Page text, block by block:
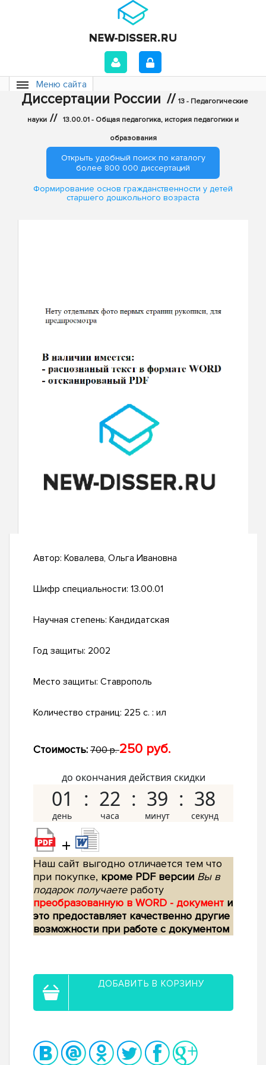
Меню сайта
Диссертации России // 13 - Педагогические
науки // 13.00.01 - Общая педагогика, история педагогики и
образования
Открыть удобный поиск по каталогу
более 800 000 диссертаций
Формирование основ гражданственности у детей
старшего дошкольного возраста
Автор: Ковалева, Ольга Ивановна
Шифр специальности: 13.00.01
Научная степень: Кандидатская
Год защиты: 2002
Место защиты: Ставрополь
Количество страниц: 225 с. : ил
Стоимость: 700 р.250 руб.
до окончания действия скидки
01 22 39 37
+
Наш сайт выгодно отличается тем что
при покупке, кроме PDF версии Вы в
подарок получаетеработу
преобразованную в WORD - документ и
это предоставляет качественно другие
возможности при работе с документом
ДОБАВИТЬ В КОРЗИНУ